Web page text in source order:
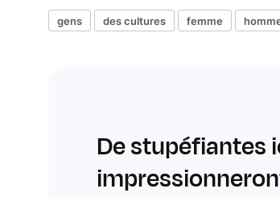
gens des cultures femme
De stupéfiantes